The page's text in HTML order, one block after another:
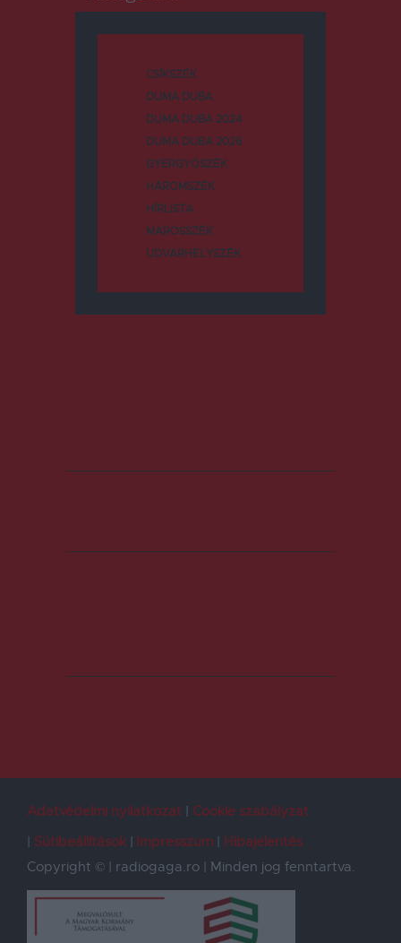
CSÍKSZÉK
DUMA DUBA
DUMA DUBA 2024
DUMA DUBA 2026
GYERGYÓSZÉK
HÁROMSZÉK
HÍRLISTA
MAROSSZÉK
UDVARHELYSZÉK
Adatvédelmi nyilatkozat
Cookie szabályzat
Sütibeállítások
Impresszum
Hibajelentés
Copyright © | radiogaga.ro | Minden jog fenntartva.